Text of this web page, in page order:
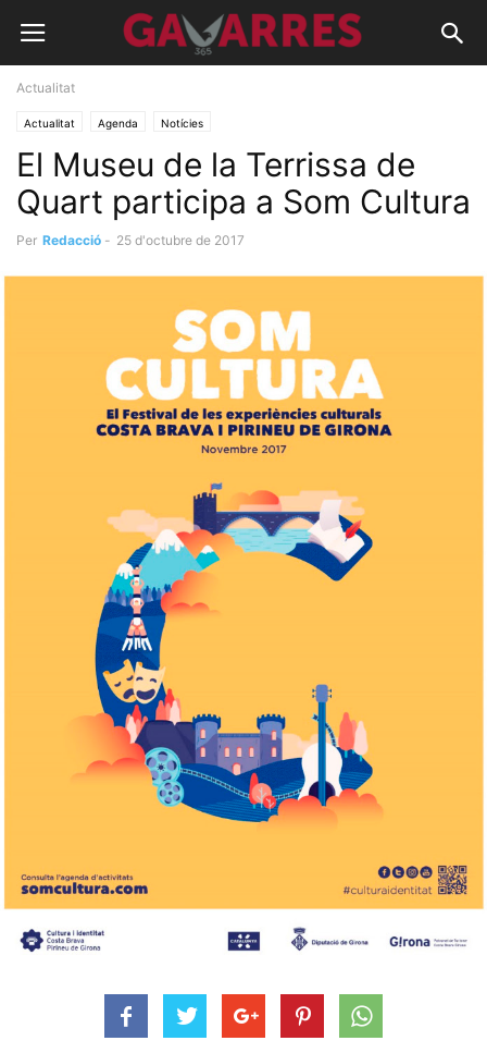
Actualitat
Actualitat Agenda Notícies
El Museu de la Terrissa de
Quart participa a Som Cultura
Per Redacció - 25 d'octubre de 2017